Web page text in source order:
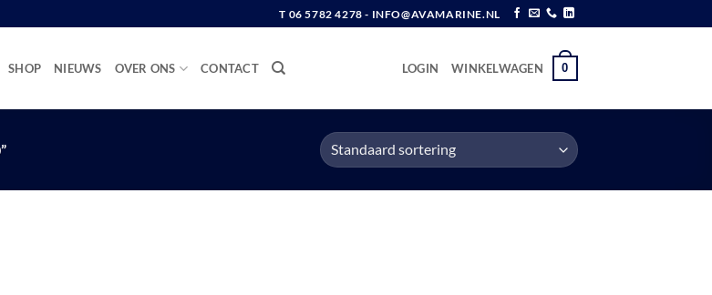
T 06 5782 4278 - INFO@AVAMARINE.NL
SHOP NIEUWS OVER ONS CONTACT LOGIN WINKELWAGEN 0